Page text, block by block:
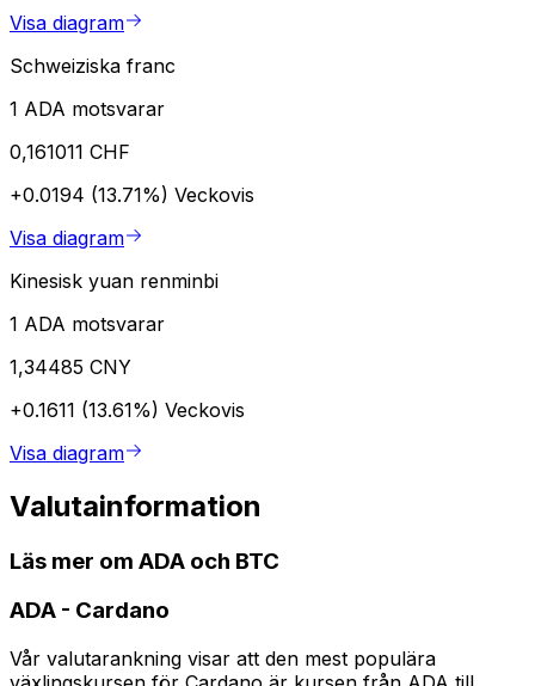
Visa diagram
Schweiziska franc
1 ADA motsvarar
0,161011 CHF
+0.0194 (13.71%) Veckovis
Visa diagram
Kinesisk yuan renminbi
1 ADA motsvarar
1,34485 CNY
+0.1611 (13.61%) Veckovis
Visa diagram
Valutainformation
Läs mer om ADA och BTC
ADA - Cardano
Vår valutarankning visar att den mest populära